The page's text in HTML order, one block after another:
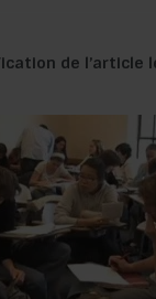
de l’article